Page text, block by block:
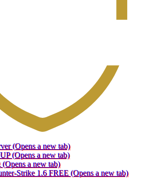
(Opens a new tab)
(Opens a new tab)
(Opens a new tab)
Strike 1.6 FREE (Opens a new tab)